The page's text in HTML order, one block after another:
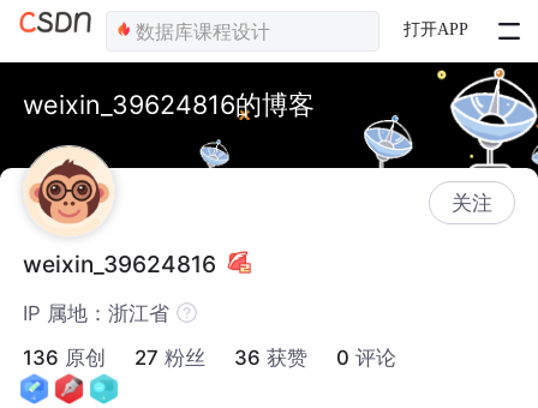
打开APP
weixin_39624816的博客
关注
weixin_39624816
IP 属地：浙江省
136 原创 27 粉丝 36 获赞 0 评论